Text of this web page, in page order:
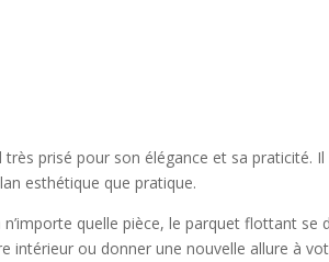
prisé pour son élégance et sa praticité.
esthétique que pratique.
quelle pièce, le parquet flottant
intérieur ou donner une nouvelle allure à